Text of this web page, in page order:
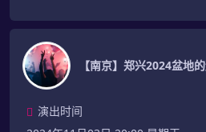
【南京】郑兴2024盆地
演出时间